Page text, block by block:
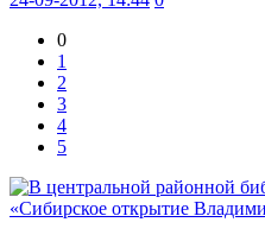
0
1
2
3
4
5